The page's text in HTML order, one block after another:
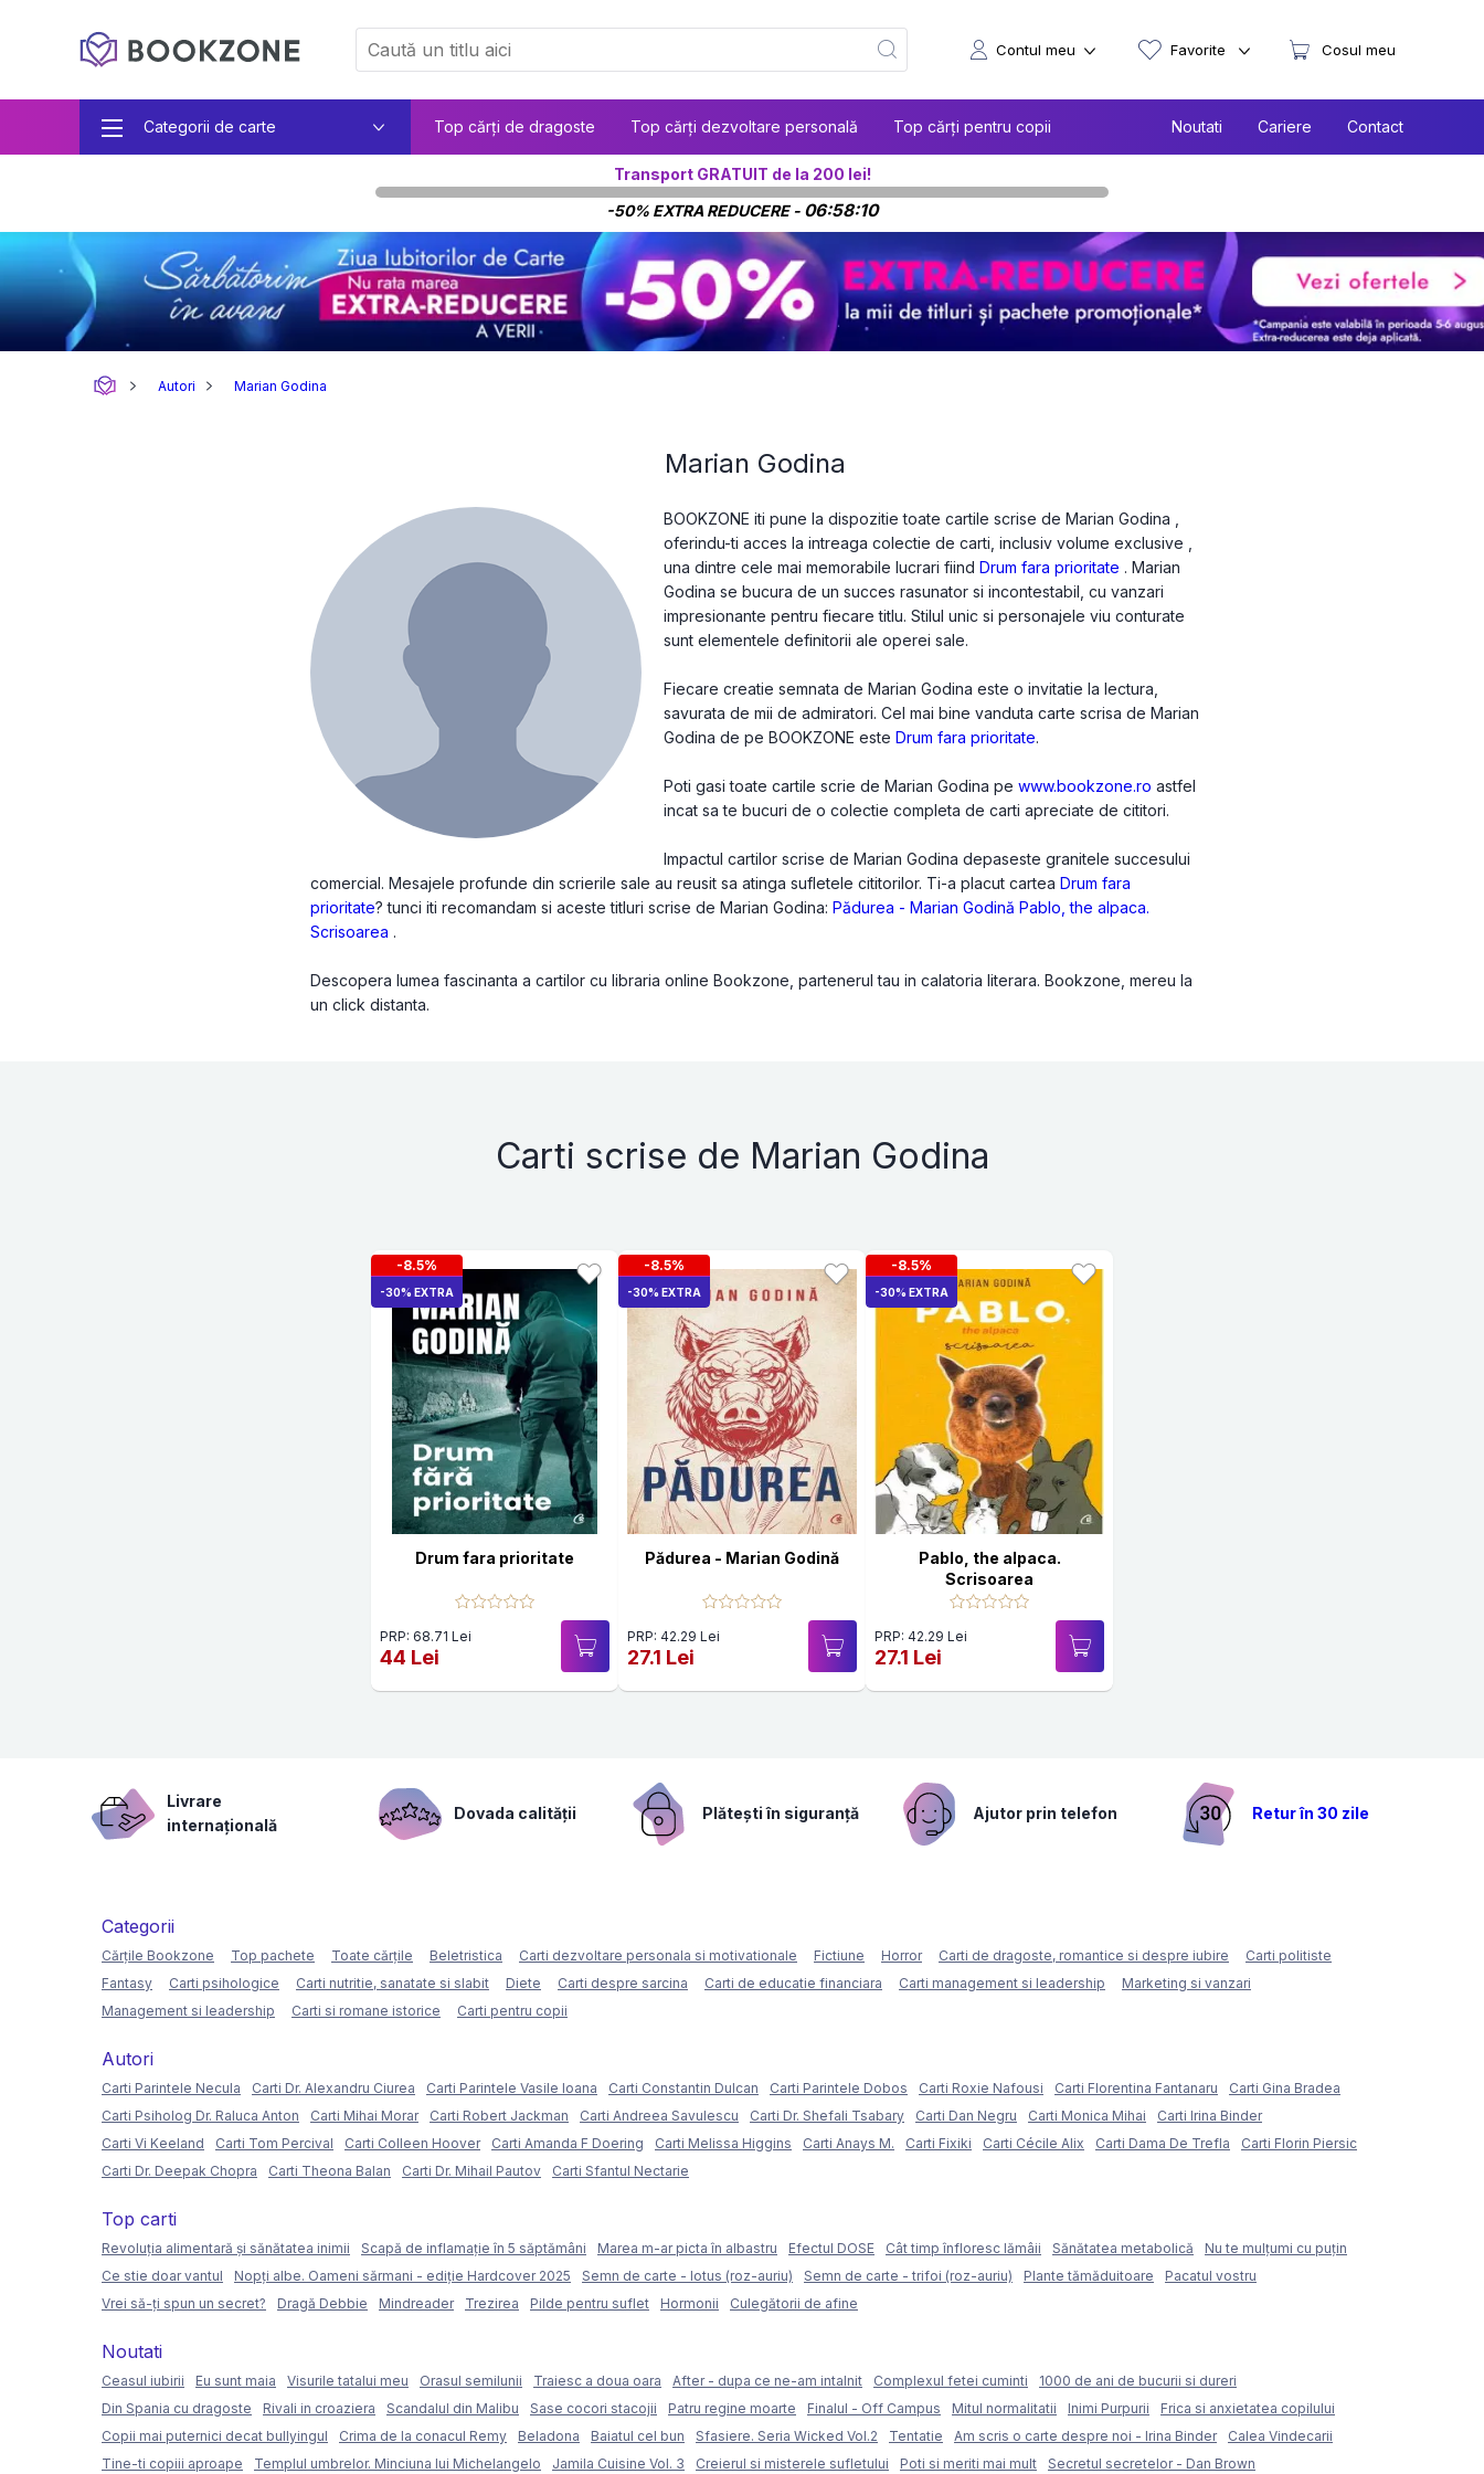
Categorii de carte Top cărți de dragoste Top cărți dezvoltare personală Top cărți pentru copii Noutati Cariere Contact
Contul meu Favorite Cosul meu
Transport GRATUIT de la 200 lei!
-50% EXTRA REDUCERE - 06:58:09
Autori Marian Godina
Marian Godina
BOOKZONE iti pune la dispozitie toate cartile scrise de Marian Godina ,
oferindu-ti acces la intreaga colectie de carti, inclusiv volume exclusive ,
una dintre cele mai memorabile lucrari fiindDrum fara prioritate . Marian
Godina se bucura de un succes rasunator si incontestabil, cu vanzari
impresionante pentru fiecare titlu. Stilul unic si personajele viu conturate
sunt elementele definitorii ale operei sale.
Fiecare creatie semnata de Marian Godina este o invitatie la lectura,
savurata de mii de admiratori. Cel mai bine vanduta carte scrisa de Marian
Godina de pe BOOKZONE esteDrum fara prioritate.
Poti gasi toate cartile scrie de Marian Godina pewww.bookzone.ro astfel
incat sa te bucuri de o colectie completa de carti apreciate de cititori.
Impactul cartilor scrise de Marian Godina depaseste granitele succesului
comercial. Mesajele profunde din scrierile sale au reusit sa atinga sufletele cititorilor. Ti-a placut carteaDrum fara
prioritate? tunci iti recomandam si aceste titluri scrise de Marian Godina:Pădurea - Marian Godină Pablo, the alpaca.
Scrisoarea .
Descopera lumea fascinanta a cartilor cu libraria online Bookzone, partenerul tau in calatoria literara. Bookzone, mereu la
un click distanta.
Carti scrise de Marian Godina
-8.5%
-30% EXTRA
Drum fara prioritate
PRP: 68.71 Lei
44 Lei
-8.5%
-30% EXTRA
Pădurea - Marian Godină
PRP: 42.29 Lei
27.1 Lei
-8.5%
-30% EXTRA
Pablo, the alpaca.
Scrisoarea
PRP: 42.29 Lei
27.1 Lei
Livrare
internațională
Dovada calității Plătești în siguranță Ajutor prin telefon Retur în 30 zile
Categorii
Cărțile Bookzone Top pachete Toate cărțile Beletristica Carti dezvoltare personala si motivationale Fictiune Horror Carti de dragoste, romantice si despre iubire
Carti politiste
Fantasy
Carti psihologice Carti nutritie, sanatate si slabit Diete Carti despre sarcina Carti de educatie financiara Carti management si leadership
Marketing si vanzari
Management si leadership
Carti si romane istorice Carti pentru copii
Autori
Carti Parintele Necula Carti Dr. Alexandru Ciurea Carti Parintele Vasile Ioana Carti Constantin Dulcan Carti Parintele Dobos Carti Roxie Nafousi Carti Florentina Fantanaru
Carti Gina Bradea
Carti Psiholog Dr. Raluca Anton
Carti Mihai Morar Carti Robert Jackman Carti Andreea Savulescu Carti Dr. Shefali Tsabary Carti Dan Negru Carti Monica Mihai
Carti Irina Binder
Carti Vi Keeland
Carti Tom Percival Carti Colleen Hoover Carti Amanda F Doering Carti Melissa Higgins Carti Anays M. Carti Fixiki Carti Cécile Alix Carti Dama De Trefla
Carti Florin Piersic
Carti Dr. Deepak Chopra
Carti Theona Balan Carti Dr. Mihail Pautov Carti Sfantul Nectarie
Top carti
Revoluția alimentară și sănătatea inimii Scapă de inflamație în 5 săptămâni Marea m-ar picta în albastru Efectul DOSE Cât timp înfloresc lămâii Sănătatea metabolică
Nu te mulțumi cu puțin
Ce stie doar vantul
Nopți albe. Oameni sărmani - ediție Hardcover 2025 Semn de carte - lotus (roz-auriu) Semn de carte - trifoi (roz-auriu) Plante tămăduitoare
Pacatul vostru
Vrei să-ți spun un secret?
Dragă Debbie Mindreader Trezirea Pilde pentru suflet Hormonii Culegătorii de afine
Noutati
Ceasul iubirii Eu sunt maia Visurile tatalui meu Orasul semilunii Traiesc a doua oara After - dupa ce ne-am intalnit Complexul fetei cuminti
1000 de ani de bucurii si dureri
Din Spania cu dragoste
Rivali in croaziera Scandalul din Malibu Sase cocori stacojii Patru regine moarte Finalul - Off Campus Mitul normalitatii Inimi Purpurii
Frica si anxietatea copilului
Copii mai puternici decat bullyingul
Crima de la conacul Remy Beladona Baiatul cel bun Sfasiere. Seria Wicked Vol.2 Tentatie Am scris o carte despre noi - Irina Binder
Calea Vindecarii
Tine-ti copiii aproape
Templul umbrelor. Minciuna lui Michelangelo Jamila Cuisine Vol. 3 Creierul si misterele sufletului Poti si meriti mai mult Secretul secretelor - Dan Brown